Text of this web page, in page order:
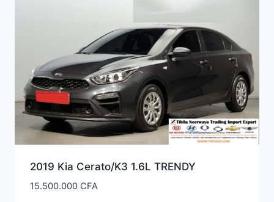
2019 Kia Cerato/K3 1.6L TRENDY
15.500.000 CFA